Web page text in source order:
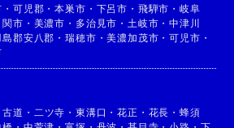
・可児郡 ・本巣市 ・ 下呂市 ・ 飛騨市 ・ 岐阜
関市 ・ 美濃市 ・ 多治見市 ・ 土岐市 ・中津川
島郡安八郡 ・瑞穂市 ・美濃加茂市 ・可児市 ・
古道 ・ 二ツ寺 ・ 東溝口 ・花正 ・ 花長 ・ 蜂須